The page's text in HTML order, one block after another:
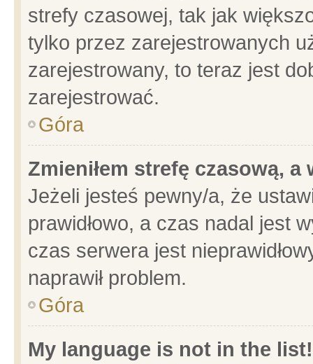
strefy czasowej, tak jak
tylko przez zarejestrowanych
zarejestrowany, to teraz jest
zarejestrować.
Góra
Zmieniłem strefę czasową,
Jeżeli jesteś pewny/a, że
prawidłowo, a czas nadal jest
czas serwera jest
naprawił problem.
Góra
My language is not in the list!